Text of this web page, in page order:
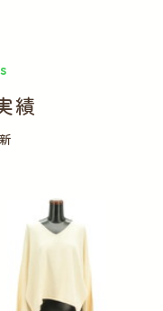
績